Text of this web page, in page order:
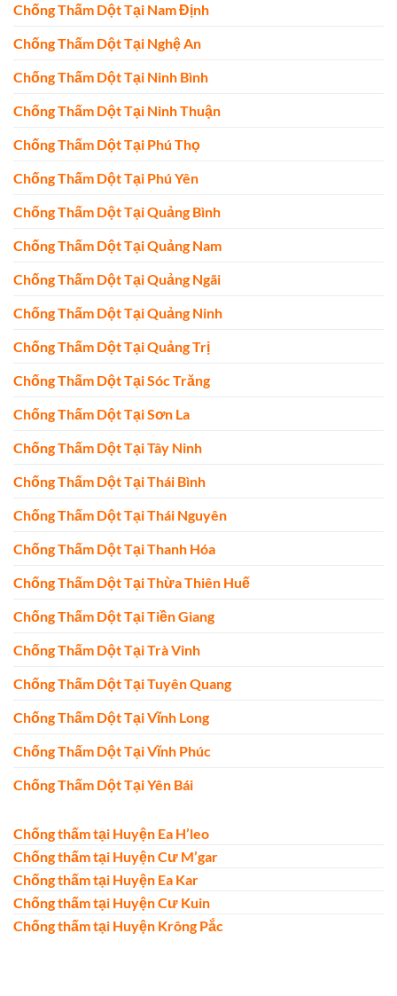
Chống Thấm Dột Tại Nam Định
Chống Thấm Dột Tại Nghệ An
Chống Thấm Dột Tại Ninh Bình
Chống Thấm Dột Tại Ninh Thuận
Chống Thấm Dột Tại Phú Thọ
Chống Thấm Dột Tại Phú Yên
Chống Thấm Dột Tại Quảng Bình
Chống Thấm Dột Tại Quảng Nam
Chống Thấm Dột Tại Quảng Ngãi
Chống Thấm Dột Tại Quảng Ninh
Chống Thấm Dột Tại Quảng Trị
Chống Thấm Dột Tại Sóc Trăng
Chống Thấm Dột Tại Sơn La
Chống Thấm Dột Tại Tây Ninh
Chống Thấm Dột Tại Thái Bình
Chống Thấm Dột Tại Thái Nguyên
Chống Thấm Dột Tại Thanh Hóa
Chống Thấm Dột Tại Thừa Thiên Huế
Chống Thấm Dột Tại Tiền Giang
Chống Thấm Dột Tại Trà Vinh
Chống Thấm Dột Tại Tuyên Quang
Chống Thấm Dột Tại Vĩnh Long
Chống Thấm Dột Tại Vĩnh Phúc
Chống Thấm Dột Tại Yên Bái
Chống thấm tại Huyện Ea H’leo
Chống thấm tại Huyện Cư M’gar
Chống thấm tại Huyện Ea Kar
Chống thấm tại Huyện Cư Kuin
Chống thấm tại Huyện Krông Pắc